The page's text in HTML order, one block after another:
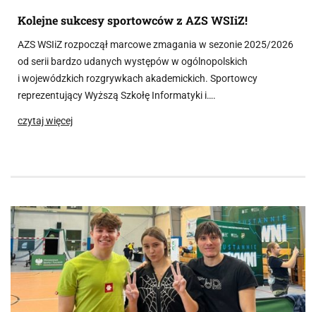
Kolejne sukcesy sportowców z AZS WSIiZ!
AZS WSIiZ rozpoczął marcowe zmagania w sezonie 2025/2026
od serii bardzo udanych występów w ogólnopolskich
i wojewódzkich rozgrywkach akademickich. Sportowcy
reprezentujący Wyższą Szkołę Informatyki i….
czytaj więcej